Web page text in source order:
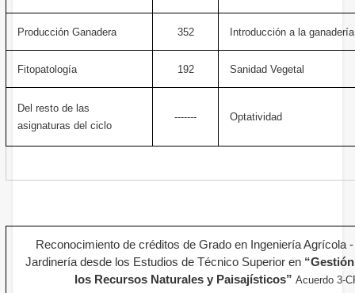
Producción Ganadera 352 Introducción a la ganadería
Fitopatología 192 Sanidad Vegetal
Del resto de las
asignaturas del ciclo
------- Optatividad
Reconocimiento de créditos de Grado en Ingeniería Agrícola
Jardinería desde los Estudios de Técnico Superior en
los Recursos Naturales y Paisajísticos” Acuerdo 3-